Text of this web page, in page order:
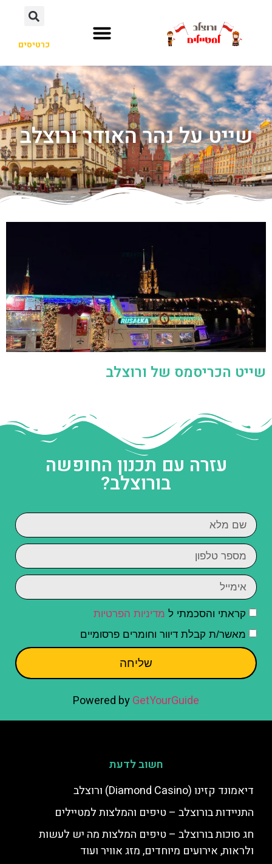
כרטיסים
שייט על נהר האודר ורוצלב
שייט הכריסמס של ורוצלב
עזרה עם תכנון החופשה
בורוצלב?
קראתי והסכמתי ל מדיניות הפרטיות
מאשר/ת קבלת דיוור וחומרים פרסומיים
שליחה
Powered byGetYourGuide
חשוב לדעת
דיאמונד קזינו (Diamond Casino) ורוצלב
התניידות בורוצלב – טיפים והמלצות למטיילים
חג סוכות בורוצלב – טיפים המלצות מה יש לעשות
ולראות, אירועים מיוחדים, מזג אוויר ועוד